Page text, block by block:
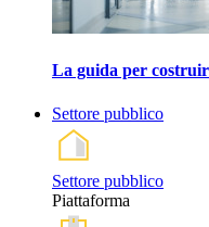
La guida per
Settore pubblico
Settore pubblico
Piattaforma